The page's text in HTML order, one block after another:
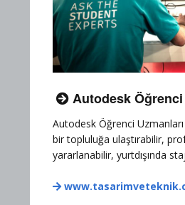
 Autodesk Öğrenci
Autodesk Öğrenci Uzmanları
bir topluluğa ulaştırabilir,
yararlanabilir, yurtdışında
